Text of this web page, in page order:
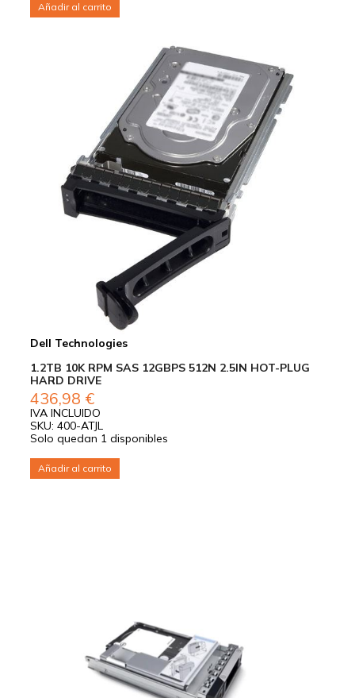
Añadir al carrito
Dell Technologies
1.2TB 10K RPM SAS 12GBPS 512N 2.5IN HOT-PLUG
HARD DRIVE
436,98 €
IVA INCLUIDO
SKU: 400-ATJL
Solo quedan 1 disponibles
Añadir al carrito